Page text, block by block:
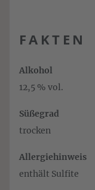
FAKTEN
Alkohol
12,5 % vol.
Süßegrad
trocken
Allergiehinweis
enthält Sulfite